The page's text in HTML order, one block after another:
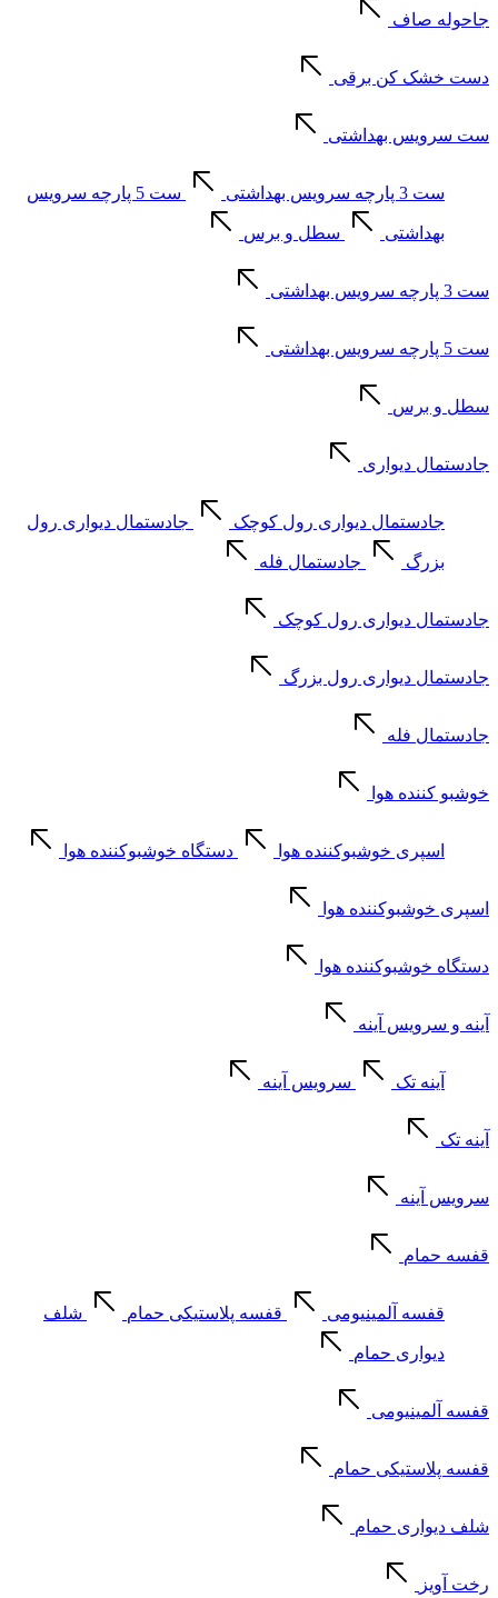
جاحوله صاف
دست خشک کن برقی
ست سرویس بهداشتی
ست 3 پارچه سرویس بهداشتی ست 5 پارچه سرویس
بهداشتی سطل و برس
ست 3 پارچه سرویس بهداشتی
ست 5 پارچه سرویس بهداشتی
سطل و برس
جادستمال دیواری
جادستمال دیواری رول کوچک جادستمال دیواری رول
بزرگ جادستمال فله
جادستمال دیواری رول کوچک
جادستمال دیواری رول بزرگ
جادستمال فله
خوشبو کننده هوا
اسپری خوشبوکننده هوا دستگاه خوشبوکننده هوا
اسپری خوشبوکننده هوا
دستگاه خوشبوکننده هوا
آینه و سرویس آینه
آینه تک سرویس آینه
آینه تک
سرویس آینه
قفسه حمام
قفسه آلمینیومی قفسه پلاستیکی حمام شلف
دیواری حمام
قفسه آلمینیومی
قفسه پلاستیکی حمام
شلف دیواری حمام
رخت آویز